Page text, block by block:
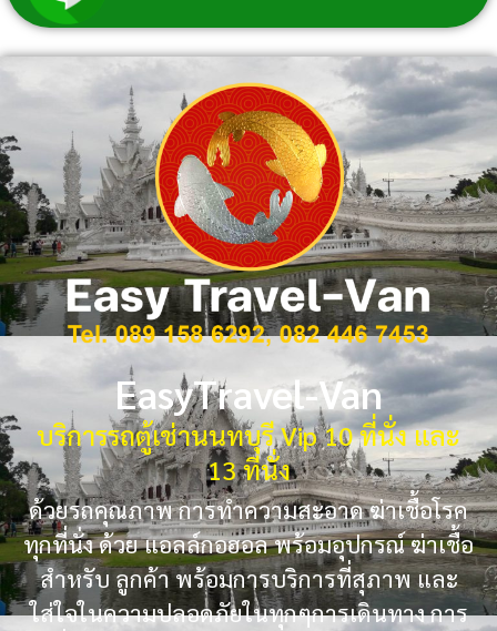
EasyTravel-Van
บริการรถตู้เช่านนทบุรี Vip 10 ที่นั่ง และ
13 ที่นั่ง
ด้วยรถคุณภาพ การทำความสะอาด ฆ่าเชื้อโรค
ทุกที่นั่ง ด้วย แอลล์กอฮอล พร้อมอุปกรณ์ ฆ่าเชื้อ
สำหรับ ลูกค้า พร้อมการบริการที่สุภาพ และ
ใส่ใจในความปลอดภัยในทุกๆการเดินทาง การ